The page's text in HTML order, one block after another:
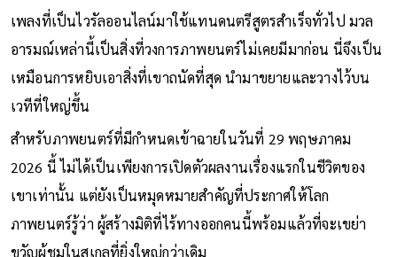
เอโด แวนบรีแมน (Edo Van Breemen) ซึ่งมีการหยิบกลิ่นอาย
เพลงที่เป็นไวรัลออนไลน์มาใช้แทนดนตรีสูตรสำเร็จทั่วไป มวล
อารมณ์เหล่านี้เป็นสิ่งที่วงการภาพยนตร์ไม่เคยมีมาก่อน นี่จึงเป็น
เหมือนการหยิบเอาสิ่งที่เขาถนัดที่สุด นำมาขยายและวางไว้บน
เวทีที่ใหญ่ขึ้น
สำหรับภาพยนตร์ที่มีกำหนดเข้าฉายในวันที่ 29 พฤษภาคม
2026 นี้ ไม่ได้เป็นเพียงการเปิดตัวผลงานเรื่องแรกในชีวิตของ
เขาเท่านั้น แต่ยังเป็นหมุดหมายสำคัญที่ประกาศให้โลก
ภาพยนตร์รู้ว่า ผู้สร้างมิติที่ไร้ทางออกคนนี้พร้อมแล้วที่จะเขย่า